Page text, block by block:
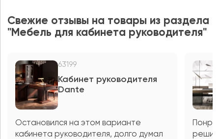
Свежие отзывы на товары из раздела
"Мебель для кабинета руководителя"
63199
Кабинет руководителя
Dante
Остановился на этом варианте
кабинета руководителя, долго думал
решил